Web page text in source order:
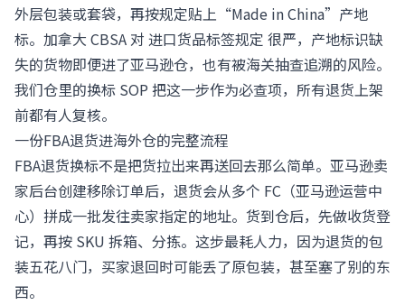
外层包装或套袋，再按规定贴上“Made in China”产地
标。加拿大 CBSA 对 进口货品标签规定 很严，产地标识缺
失的货物即便进了亚马逊仓，也有被海关抽查追溯的风险。
我们仓里的换标 SOP 把这一步作为必查项，所有退货上架
前都有人复核。
一份FBA退货进海外仓的完整流程
FBA退货换标不是把货拉出来再送回去那么简单。亚马逊卖
家后台创建移除订单后，退货会从多个 FC（亚马逊运营中
心）拼成一批发往卖家指定的地址。货到仓后，先做收货登
记，再按 SKU 拆箱、分拣。这步最耗人力，因为退货的包
装五花八门，买家退回时可能丢了原包装，甚至塞了别的东
西。